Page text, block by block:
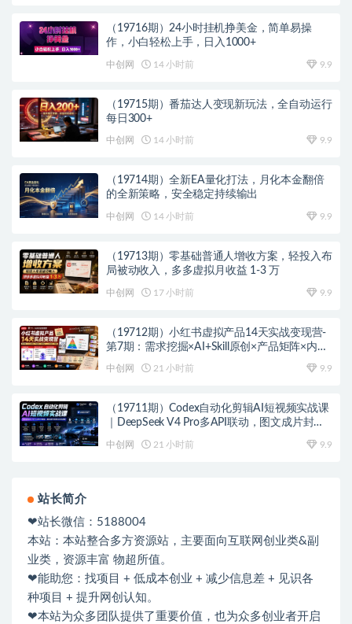
（19716期）24小时挂机挣美金，简单易操
作，小白轻松上手，日入1000+
中创网 14 小时前 9.9
（19715期）番茄达人变现新玩法，全自动运行
每日300+
中创网 14 小时前 9.9
（19714期）全新EA量化打法，月化本金翻倍
的全新策略，安全稳定持续输出
中创网 14 小时前 9.9
（19713期）零基础普通人增收方案，轻投入布
局被动收入，多多虚拟月收益 1-3 万
中创网 17 小时前 9.9
（19712期）小红书虚拟产品14天实战变现营-
第7期：需求挖掘×AI+Skill原创×产品矩阵×内容
中创网 21 小时前 9.9
（19711期）Codex自动化剪辑AI短视频实战课
｜DeepSeek V4 Pro多API联动，图文成片封装
中创网 21 小时前 9.9
站长简介
❤站长微信：5188004
本站：本站整合多方资源站，主要面向互联网创业类&副
业类，资源丰富 物超所值。
❤能助您：找项目 + 低成本创业 + 减少信息差 + 见识各
种项目 + 提升网创认知。
❤本站为众多团队提供了重要价值，也为众多创业者开启